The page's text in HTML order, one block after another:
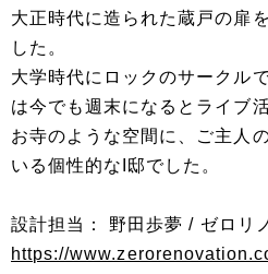
大正時代に造られた蔵戸の扉
した。
大学時代にロックのサークル
は今でも週末になるとライブ
お寺のような空間に、ご主人
いる個性的なI邸でした。
設計担当： 野田歩夢 / ゼロリ
https://